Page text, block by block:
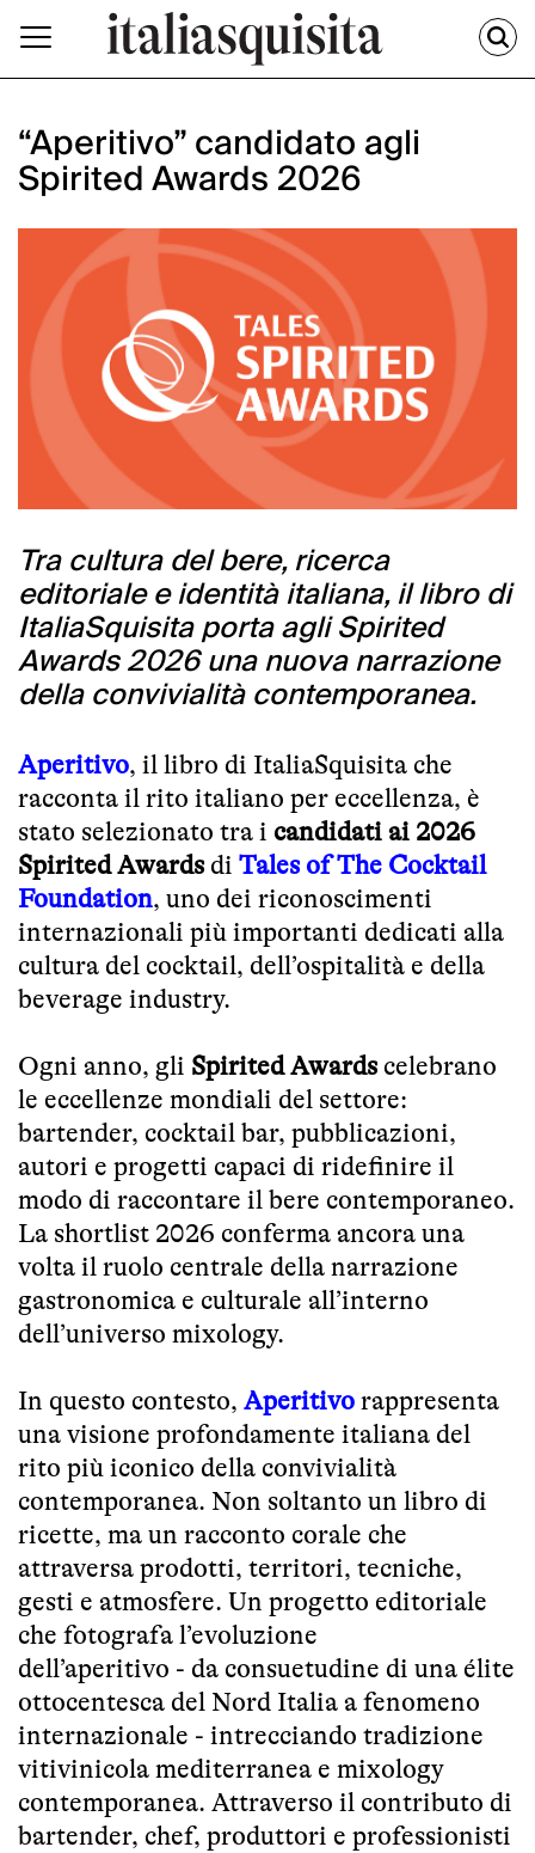
“Aperitivo” candidato agli
Spirited Awards 2026
Tra cultura del bere, ricerca
editoriale e identità italiana, il libro di
ItaliaSquisita porta agli Spirited
Awards 2026 una nuova narrazione
della convivialità contemporanea.
Aperitivo, il libro di ItaliaSquisita che
racconta il rito italiano per eccellenza, è
stato selezionato tra i candidati ai 2026
Spirited Awards di Tales of The Cocktail
Foundation, uno dei riconoscimenti
internazionali più importanti dedicati alla
cultura del cocktail, dell’ospitalità e della
beverage industry.
Ogni anno, gli Spirited Awardscelebrano
le eccellenze mondiali del settore:
bartender, cocktail bar, pubblicazioni,
autori e progetti capaci di ridefinire il
modo di raccontare il bere contemporaneo.
La shortlist 2026 conferma ancora una
volta il ruolo centrale della narrazione
gastronomica e culturale all’interno
dell’universo mixology.
In questo contesto, Aperitivo rappresenta
una visione profondamente italiana del
rito più iconico della convivialità
contemporanea. Non soltanto un libro di
ricette, ma un racconto corale che
attraversa prodotti, territori, tecniche,
gesti e atmosfere. Un progetto editoriale
che fotografa l’evoluzione
dell’aperitivo - da consuetudine di una élite
ottocentesca del Nord Italia a fenomeno
internazionale - intrecciando tradizione
vitivinicola mediterranea e mixology
contemporanea. Attraverso il contributo di
bartender, chef, produttori e professionisti